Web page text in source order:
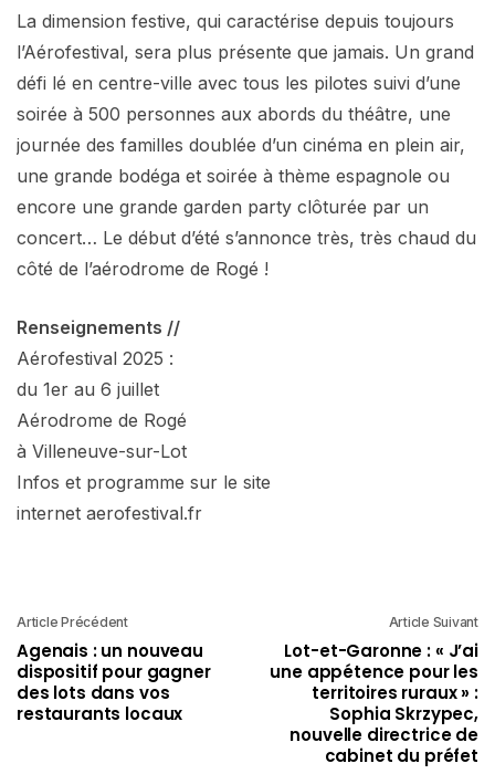
La dimension festive, qui caractérise depuis toujours
l’Aérofestival, sera plus présente que jamais. Un grand
défi lé en centre-ville avec tous les pilotes suivi d’une
soirée à 500 personnes aux abords du théâtre, une
journée des familles doublée d’un cinéma en plein air,
une grande bodéga et soirée à thème espagnole ou
encore une grande garden party clôturée par un
concert… Le début d’été s’annonce très, très chaud du
côté de l’aérodrome de Rogé !
Renseignements //
Aérofestival 2025 :
du 1er au 6 juillet
Aérodrome de Rogé
à Villeneuve-sur-Lot
Infos et programme sur le site
internet aerofestival.fr
Article Précédent
Agenais : un nouveau
dispositif pour gagner
des lots dans vos
restaurants locaux
Article Suivant
Lot-et-Garonne : « J’ai
une appétence pour les
territoires ruraux » :
Sophia Skrzypec,
nouvelle directrice de
cabinet du préfet